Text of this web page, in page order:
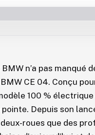
n’a pas manqué
CE 04. Conçu
100 %
Depuis son
roues que des